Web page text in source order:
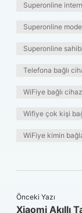
Superonline
Superonline
Superonline
Telefona bağlı
WiFiye bağlı
Wifiye çok kişi
WiFiye kimin
Önceki Yazı
Xiaomi Akıllı